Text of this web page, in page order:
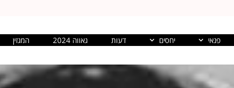
פנאי יחסים דעות גאווה 2024 המגזין